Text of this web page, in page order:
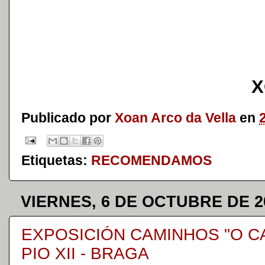
Publicado por Xoan Arco da Vella en
Etiquetas: RECOMENDAMOS
VIERNES, 6 DE OCTUBRE DE
EXPOSICIÓN CAMINHOS "O
PIO XII - BRAGA